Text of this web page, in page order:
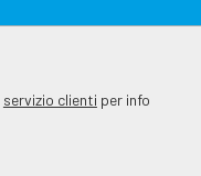
servizio clienti per info